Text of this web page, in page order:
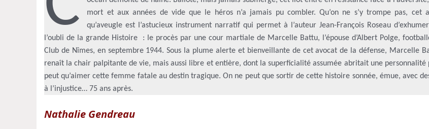
mort et aux années de vide que le héros n’a jamais pu combler. Qu’on ne s’y trompe pas, cet
qu’aveugle est l’astucieux instrument narratif qui permet à l’auteur Jean-François Roseau
l’oubli de la grande Histoire : le procès par une cour martiale de Marcelle Battu, l’épouse d’Albert Polge,
Club de Nîmes, en septembre 1944. Sous la plume alerte et bienveillante de cet avocat de la défense, Marcelle
renaît la chair palpitante de vie, mais aussi libre et entière, dont la superficialité assumée abritait une personnalité
peut qu’aimer cette femme fatale au destin tragique. On ne peut que sortir de cette histoire sonnée, émue, avec
à l’injustice… 75 ans après.
Nathalie Gendreau